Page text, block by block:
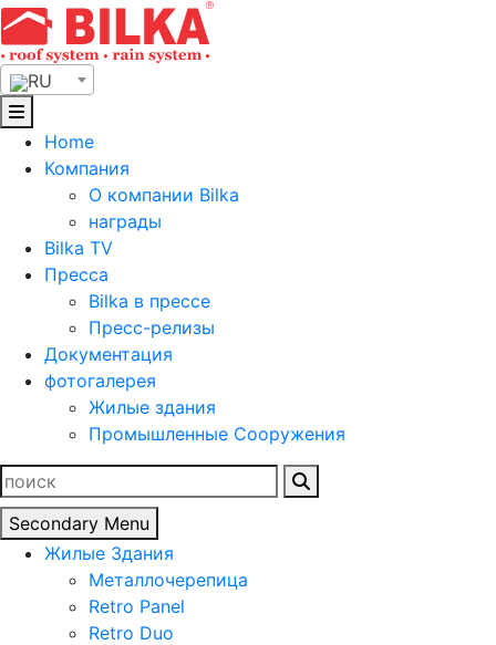
Skip
to
content
RU
Home
Компания
О компании Bilka
награды
Bilka TV
Пресса
Bilka в прессе
Пресс-релизы
Документация
фотогалерея
Жилые здания
Промышленные Сооружения
Найти:
Secondary Menu
Жилые Здания
Металлочерепица
Retro Panel
Retro Duo